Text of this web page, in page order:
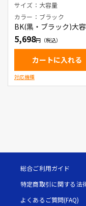
サイズ：大容量
カラー：ブラック
BK(黒・ブラック)大
インクカートリッジ
5,698
カートに入れる
対応機種
総合ご利用ガイド
特定商取引に関する法
よくあるご質問(FAQ)